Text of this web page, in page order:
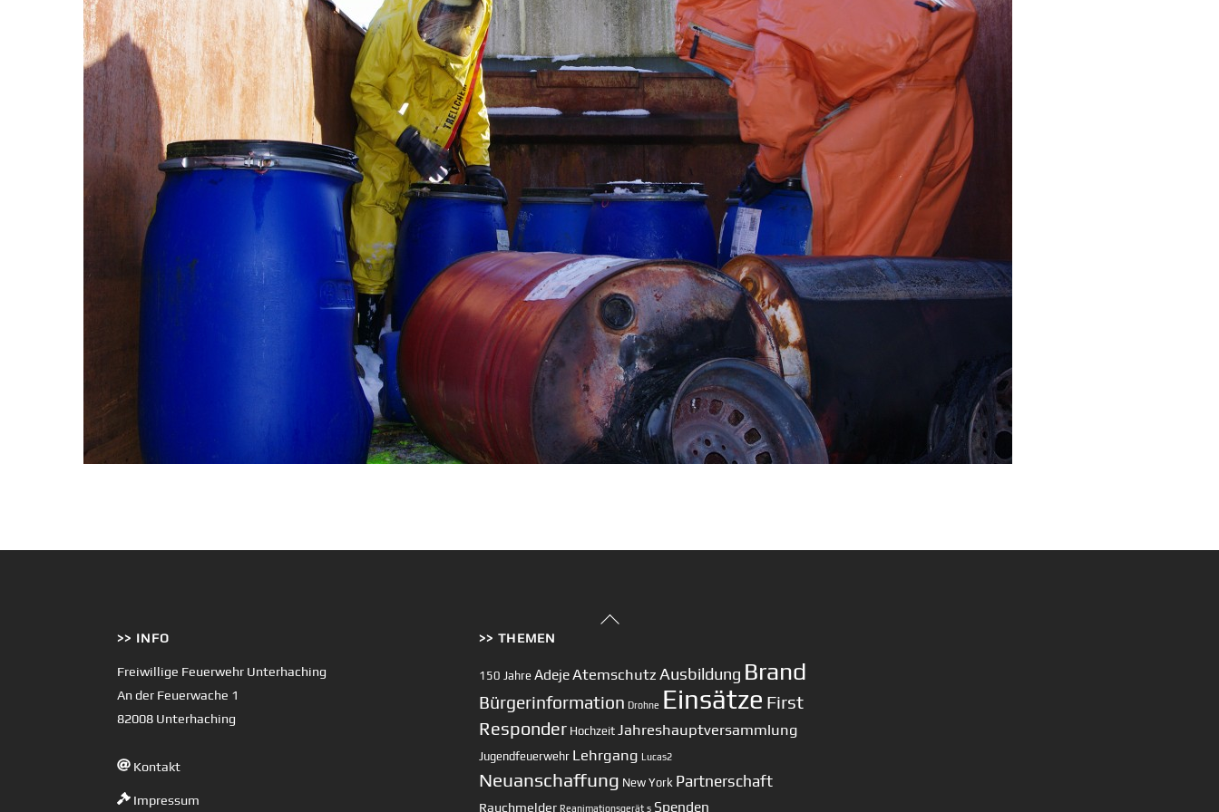
Back
>> INFO
Freiwillige Feuerwehr Unterhaching
An der Feuerwache 1
82008 Unterhaching
Kontakt
Impressum
>> THEMEN
150 Jahre AdejeAtemschutz Ausbildung Brand
Bürgerinformation Drohne Einsätze First
Responder Hochzeit Jahreshauptversammlung
Jugendfeuerwehr Lehrgang Lucas2
Neuanschaffung New York Partnerschaft
Rauchmelder Reanimationsgerät s Spenden